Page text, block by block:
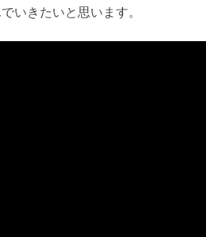
いきたいと思います。